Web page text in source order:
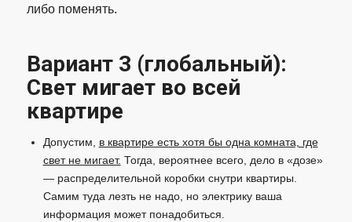
либо поменять.
Вариант 3 (глобальный):
Свет мигает во всей
квартире
Допустим, в квартире есть хотя бы одна комната, где
свет не мигает. Тогда, вероятнее всего, дело в «дозе»
— распределительной коробки снутри квартиры.
Самим туда лезть не надо, но электрику ваша
информация может понадобиться.